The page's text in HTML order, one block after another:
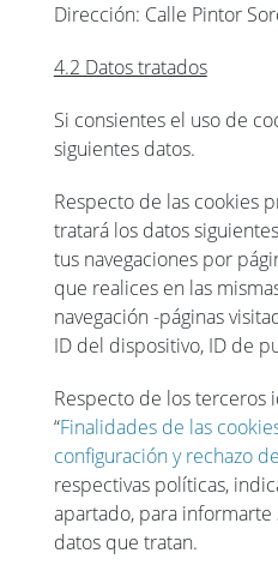
Dirección: Calle Pintor
4.2 Datos tratados
Si consientes el uso de
siguientes datos.
Respecto de las cookies
tratará los datos
tus navegaciones por
que realices en las
navegación -páginas
ID del dispositivo, ID de
Respecto de los terceros
“Finalidades de las
configuración y rechazo
respectivas políticas,
apartado, para informarte
datos que tratan.